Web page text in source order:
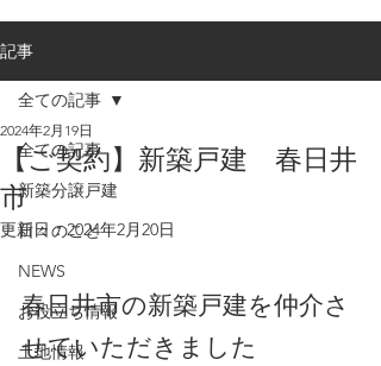
記事
全ての記事
新築分譲戸建
日々のこと
NEWS
お役立ち情報
土地情報
全ての記事
【ご契約】新築戸建 春日井
市
2024年2月19日
更新日：2024年2月20日
春日井市の新築戸建を仲介さ
せていただきました